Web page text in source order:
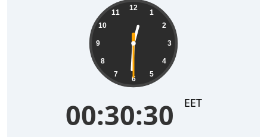
12
1
2
3
4
5
6
7
8
9
10
11
00:30:31 EET